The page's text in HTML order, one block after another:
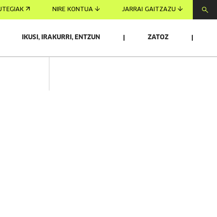
NIRE KONTUA JARRAI GAITZAZU
IKUSI, IRAKURRI, ENTZUN ZATOZ